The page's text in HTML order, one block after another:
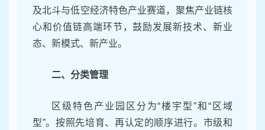
及北斗与低空经济特色产业赛道，聚焦产业链核
心和价值链高端环节，鼓励发展新技术、新业
态、新模式、新产业。
二、分类管理
区级特色产业园区分为“楼宇型”和“区域
型”。按照先培育、再认定的顺序进行。市级和